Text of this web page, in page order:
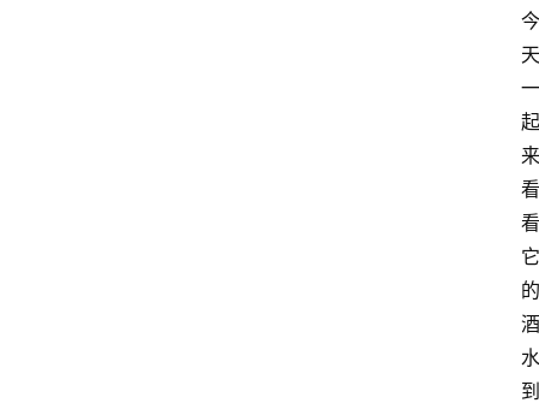
今
天
一
起
来
看
看
它
的
酒
水
到